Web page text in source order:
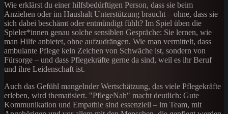
Wie erklärst du einer hilfsbedürftigen Person, dass sie beim
Anziehen oder im Haushalt Unterstützung braucht – ohne, dass sie
sich dabei beschämt oder entmündigt fühlt? Im Spiel üben die
Spieler*innen genau solche sensiblen Gespräche: Sie lernen, wie
man Hilfe anbietet, ohne aufzudrängen. Wie man vermittelt, dass
ambulante Pflege kein Zeichen von Schwäche ist, sondern von
Fürsorge – und dass Pflegekräfte gerne da sind, weil es ihr Beruf
und ihre Leidenschaft ist.
Auch das Gefühl mangelnder Wertschätzung, das viele Pflegekräfte
erleben, wird thematisiert. "PflegeNah" macht deutlich: Gute
Kommunikation und Empathie sind essenziell – im Team, mit